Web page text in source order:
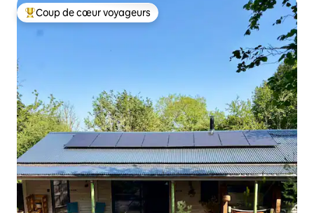
Coups de cœur voyageurs les plus appréciés
Coup de cœur voyageurs